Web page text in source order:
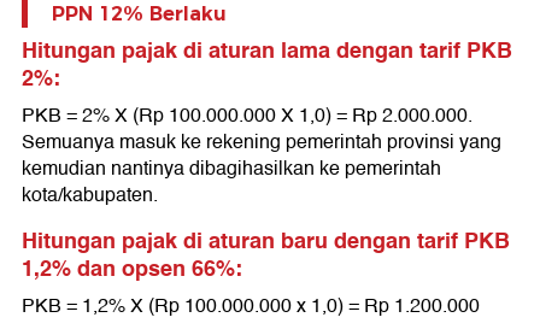
PPN 12% Berlaku
Hitungan pajak di aturan lama dengan tarif PKB
2%:
PKB = 2% X (Rp 100.000.000 X 1,0) = Rp 2.000.000.
Semuanya masuk ke rekening pemerintah provinsi yang
kemudian nantinya dibagihasilkan ke pemerintah
kota/kabupaten.
Hitungan pajak di aturan baru dengan tarif PKB
1,2% dan opsen 66%:
PKB = 1,2% X (Rp 100.000.000 x 1,0) = Rp 1.200.000